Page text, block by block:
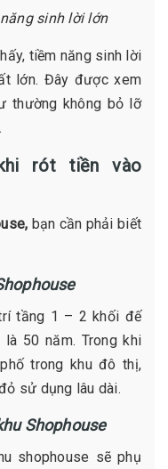
sinh lời lớn
tiềm năng sinh lời
lớn. Đây được xem
thường không bỏ lỡ
rót tiền vào
bạn cần phải biết
tầng 1 – 2 khối đế
50 năm. Trong khi
trong khu đô thị,
sử dụng lâu dài.
Shophouse
shophouse sẽ phụ